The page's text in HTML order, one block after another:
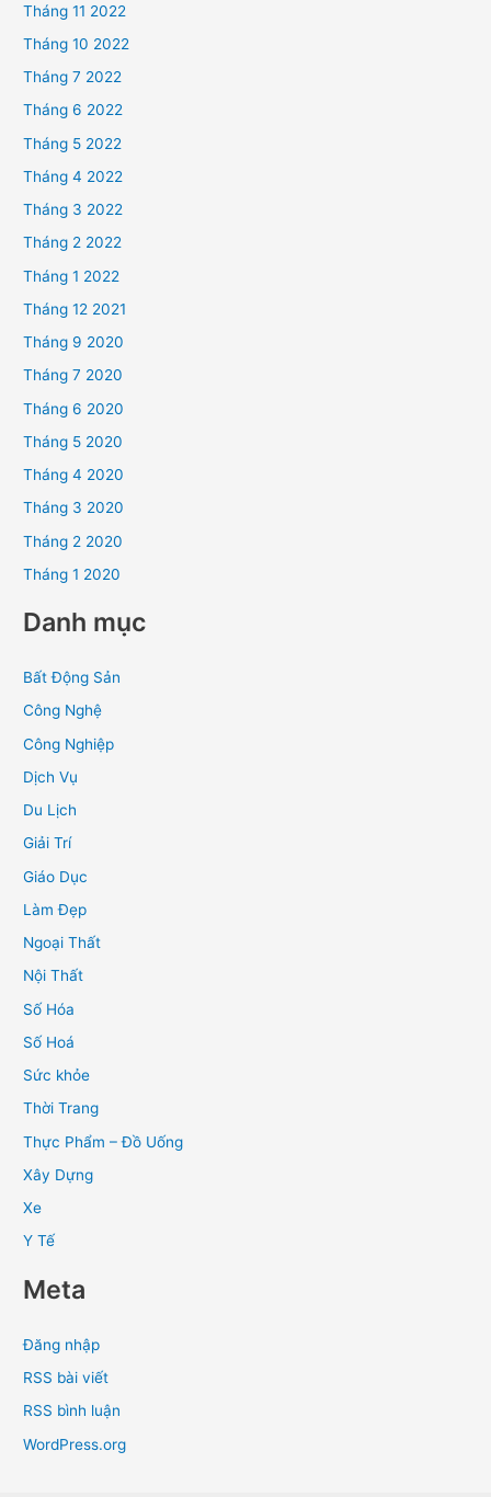
Tháng 11 2022
Tháng 10 2022
Tháng 7 2022
Tháng 6 2022
Tháng 5 2022
Tháng 4 2022
Tháng 3 2022
Tháng 2 2022
Tháng 1 2022
Tháng 12 2021
Tháng 9 2020
Tháng 7 2020
Tháng 6 2020
Tháng 5 2020
Tháng 4 2020
Tháng 3 2020
Tháng 2 2020
Tháng 1 2020
Danh mục
Bất Động Sản
Công Nghệ
Công Nghiệp
Dịch Vụ
Du Lịch
Giải Trí
Giáo Dục
Làm Đẹp
Ngoại Thất
Nội Thất
Số Hóa
Số Hoá
Sức khỏe
Thời Trang
Thực Phẩm – Đồ Uống
Xây Dựng
Xe
Y Tế
Meta
Đăng nhập
RSS bài viết
RSS bình luận
WordPress.org